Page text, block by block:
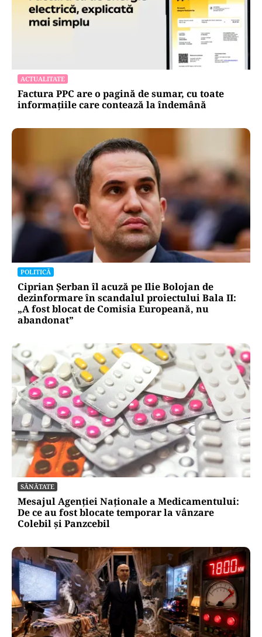
ACTUALITATE
Factura PPC are o pagină de sumar, cu toate
informațiile care contează la îndemână
POLITICĂ
Ciprian Șerban îl acuză pe Ilie Bolojan de
dezinformare în scandalul proiectului Bala II:
„A fost blocat de Comisia Europeană, nu
abandonat”
SĂNĂTATE
Mesajul Agenției Naționale a Medicamentului:
De ce au fost blocate temporar la vânzare
Colebil și Panzcebil